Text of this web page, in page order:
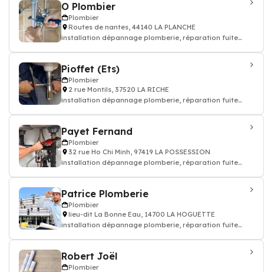
O Plombier
Plombier
Routes de nantes, 44140 LA PLANCHE
installation dépannage plomberie, réparation fuite
Pioffet (Ets)
Plombier
2 rue Montils, 37520 LA RICHE
installation dépannage plomberie, réparation fuite
Payet Fernand
Plombier
32 rue Ho Chi Minh, 97419 LA POSSESSION
installation dépannage plomberie, réparation fuite
Patrice Plomberie
Plombier
lieu-dit La Bonne Eau, 14700 LA HOGUETTE
installation dépannage plomberie, réparation fuite
Robert Joël
Plombier